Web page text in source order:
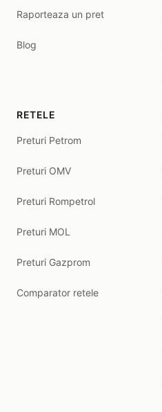
Raporteaza un pret
Blog
RETELE
Preturi Petrom
Preturi OMV
Preturi Rompetrol
Preturi MOL
Preturi Gazprom
Comparator retele